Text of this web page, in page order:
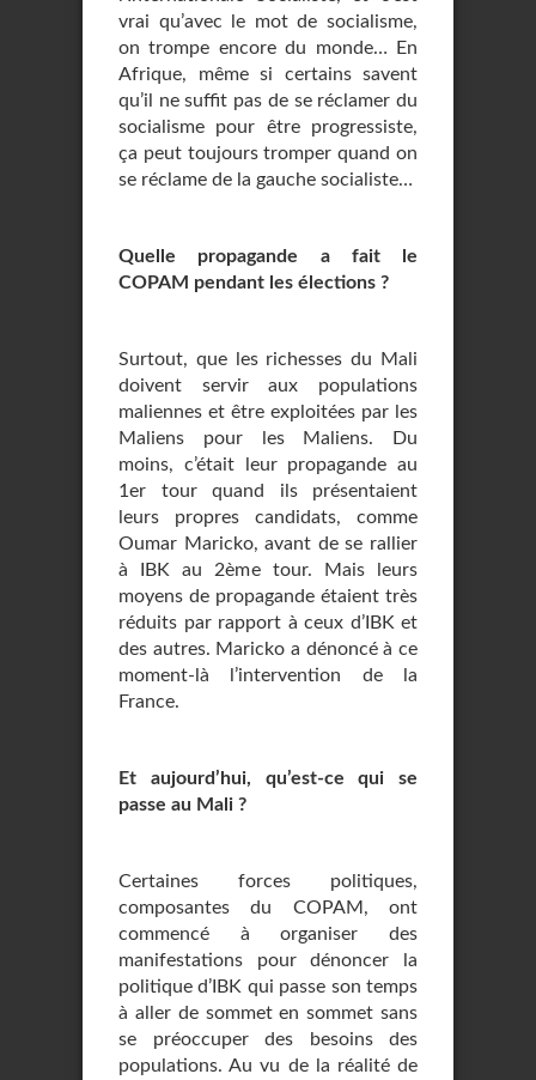
vrai qu’avec le mot de socialisme,
on trompe encore du monde… En
Afrique, même si certains savent
qu’il ne suffit pas de se réclamer du
socialisme pour être progressiste,
ça peut toujours tromper quand on
se réclame de la gauche socialiste…
Quelle propagande a fait le
COPAM pendant les élections ?
Surtout, que les richesses du Mali
doivent servir aux populations
maliennes et être exploitées par les
Maliens pour les Maliens. Du
moins, c’était leur propagande au
1er tour quand ils présentaient
leurs propres candidats, comme
Oumar Maricko, avant de se rallier
à IBK au 2ème tour. Mais leurs
moyens de propagande étaient très
réduits par rapport à ceux d’IBK et
des autres. Maricko a dénoncé à ce
moment-là l’intervention de la
France.
Et aujourd’hui, qu’est-ce qui se
passe au Mali ?
Certaines forces politiques,
composantes du COPAM, ont
commencé à organiser des
manifestations pour dénoncer la
politique d’IBK qui passe son temps
à aller de sommet en sommet sans
se préoccuper des besoins des
populations. Au vu de la réalité de